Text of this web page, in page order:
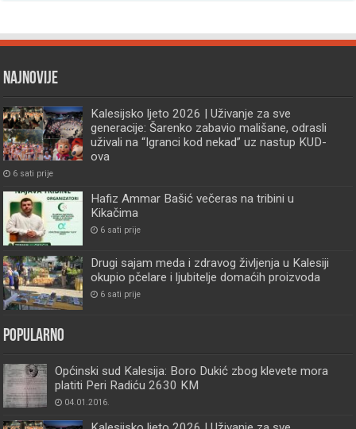
Najnovije
Kalesijsko ljeto 2026 | Uživanje za sve
generacije: Šarenko zabavio mališane, odrasli
uživali na “Igranci kod nekad” uz nastup KUD-
ova
6 sati prije
Hafiz Ammar Bašić večeras na tribini u
Kikačima
6 sati prije
Drugi sajam meda i zdravog življenja u Kalesiji
okupio pčelare i ljubitelje domaćih proizvoda
6 sati prije
Popularno
Općinski sud Kalesija: Boro Dukić zbog klevete mora
platiti Peri Radiću 2630 KM
04.01.2016.